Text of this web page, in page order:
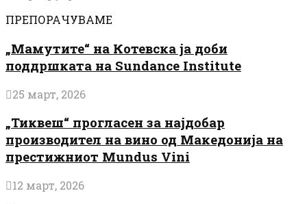
ПРЕПОРАЧУВАМЕ
„Мамутите“ на Котевска ја доби
поддршката на Sundance Institute
25 март, 2026
„Тиквеш“ прогласен за најдобар
производител на вино од Македонија на
престижниот Mundus Vini
12 март, 2026